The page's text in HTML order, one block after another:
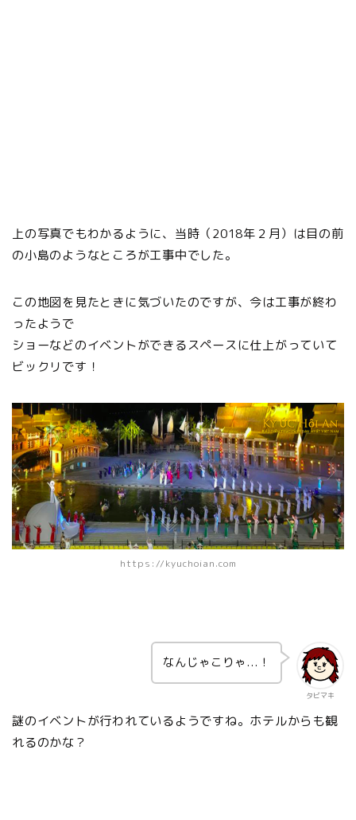
上の写真でもわかるように、当時（2018年２月）は目の前
の小島のようなところが工事中でした。
この地図を見たときに気づいたのですが、今は工事が終わ
ったようで
ショーなどのイベントができるスペースに仕上がっていて
ビックリです！
https://kyuchoian.com
タビマキ
なんじゃこりゃ...！
謎のイベントが行われているようですね。ホテルからも観
れるのかな？